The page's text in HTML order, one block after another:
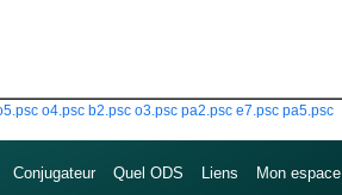
o4.psc b2.psc o3.psc pa2.psc e7.psc pa5.psc
Conjugateur Quel ODS Liens Mon espace